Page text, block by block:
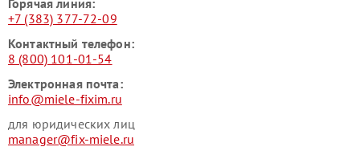
Горячая линия:
+7 (383) 377-72-09
Контактный телефон:
8 (800) 101-01-54
Электронная почта:
info@miele-fixim.ru
для юридических лиц
manager@fix-miele.ru